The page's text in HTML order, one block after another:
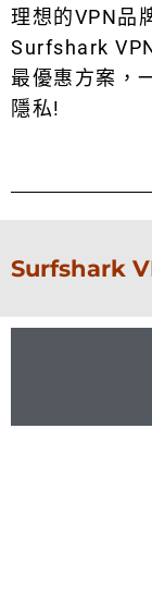
理想的VPN品
Surfshark
最優惠方案，
隱私!
Surfshark